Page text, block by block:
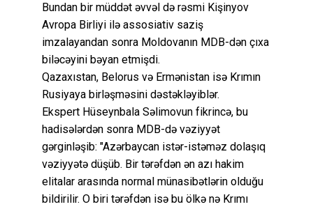
Bundan bir müddət əvvəl də rəsmi Kişinyov
Avropa Birliyi ilə assosiativ saziş
imzalayandan sonra Moldovanın MDB-dən çıxa
biləcəyini bəyan etmişdi.
Qazaxıstan, Belorus və Ermənistan isə Krımın
Rusiyaya birləşməsini dəstəkləyiblər.
Ekspert Hüseynbala Səlimovun fikrincə, bu
hadisələrdən sonra MDB-də vəziyyət
gərginləşib: "Azərbaycan istər-istəməz dolaşıq
vəziyyətə düşüb. Bir tərəfdən ən azı hakim
elitalar arasında normal münasibətlərin olduğu
bildirilir. O biri tərəfdən isə bu ölkə nə Krımı